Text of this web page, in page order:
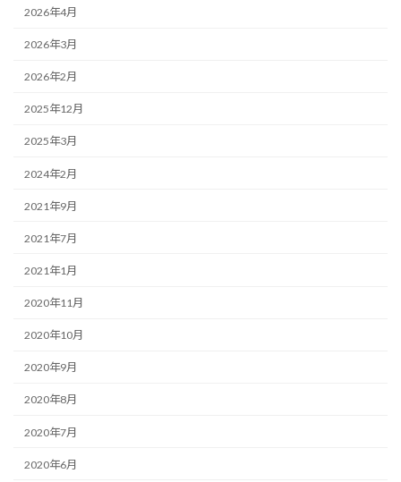
2026年4月
2026年3月
2026年2月
2025年12月
2025年3月
2024年2月
2021年9月
2021年7月
2021年1月
2020年11月
2020年10月
2020年9月
2020年8月
2020年7月
2020年6月